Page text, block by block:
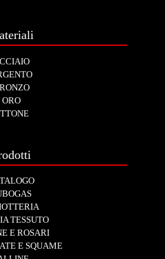
ORO
TESSUTO
E ROSARI
E SQUAME